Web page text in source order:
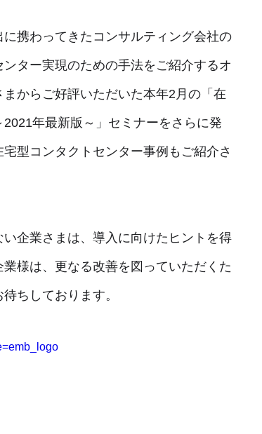
携わってきたコンサルティング会社の
ター実現のための手法をご紹介するオ
からご好評いただいた本年2月の「在
年最新版～」セミナーをさらに発
型コンタクトセンター事例もご紹介さ
企業さまは、導入に向けたヒントを得
様は、更なる改善を図っていただくた
ちしております。